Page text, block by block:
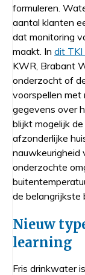
formuleren.
aantal klanten
dat monitoring
maakt. In dit
KWR, Brabant
onderzocht of
voorspellen met
gegevens over
blijkt mogelijk
afzonderlijke
nauwkeurigheid
onderzochte
de belangrijkste
Nieuw
learning
Fris drinkwater